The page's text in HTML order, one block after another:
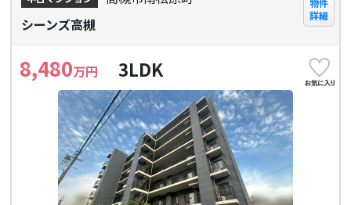
シーンズ高槻
物件
詳細
8,480万円 3LDK